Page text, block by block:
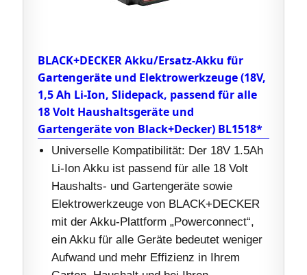
BLACK+DECKER Akku/Ersatz-Akku für
Gartengeräte und Elektrowerkzeuge (18V,
1,5 Ah Li-Ion, Slidepack, passend für alle
18 Volt Haushaltsgeräte und
Gartengeräte von Black+Decker) BL1518*
Universelle Kompatibilität: Der 18V 1.5Ah
Li-Ion Akku ist passend für alle 18 Volt
Haushalts- und Gartengeräte sowie
Elektrowerkzeuge von BLACK+DECKER
mit der Akku-Plattform „Powerconnect“,
ein Akku für alle Geräte bedeutet weniger
Aufwand und mehr Effizienz in Ihrem